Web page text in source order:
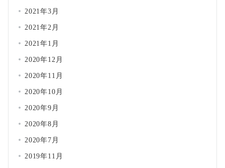
2021年3月
2021年2月
2021年1月
2020年12月
2020年11月
2020年10月
2020年9月
2020年8月
2020年7月
2019年11月